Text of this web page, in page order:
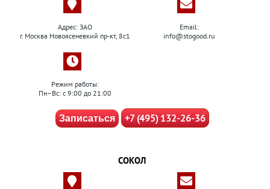
Адрес: ЗАО
г. Москва Новоясеневкий пр-кт, 8с1
Email:
info@stogood.ru
Режим работы:
Пн–Вс: с 9:00 до 21:00
Записаться +7 (495) 132-26-36
СОКОЛ